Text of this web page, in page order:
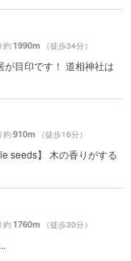
約1990m （徒歩34分）
目印です！ 道相神社は
約910m （徒歩16分）
seeds】 木の香りがする
約1760m （徒歩30分）